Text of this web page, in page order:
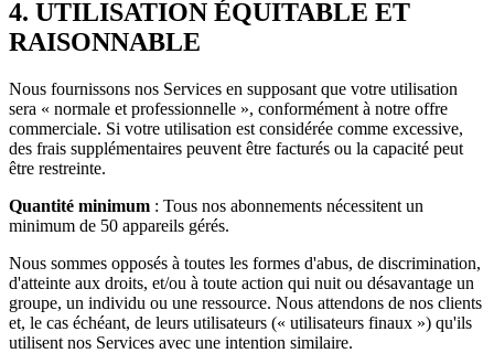
4. UTILISATION ÉQUITABLE ET
RAISONNABLE
Nous fournissons nos Services en supposant que votre utilisation
sera « normale et professionnelle », conformément à notre offre
commerciale. Si votre utilisation est considérée comme excessive,
des frais supplémentaires peuvent être facturés ou la capacité peut
être restreinte.
Quantité minimum : Tous nos abonnements nécessitent un
minimum de 50 appareils gérés.
Nous sommes opposés à toutes les formes d'abus, de discrimination,
d'atteinte aux droits, et/ou à toute action qui nuit ou désavantage un
groupe, un individu ou une ressource. Nous attendons de nos clients
et, le cas échéant, de leurs utilisateurs (« utilisateurs finaux ») qu'ils
utilisent nos Services avec une intention similaire.